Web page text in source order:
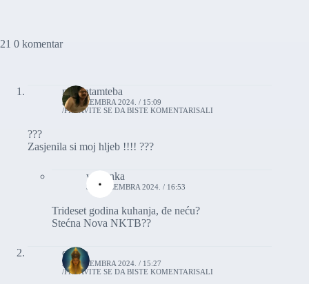
21 0 komentar
nekontamteba
31. DECEMBRA 2024. / 15:09
PRIJAVITE SE DA BISTE KOMENTARISALI
???
Zasjenila si moj hljeb !!!! ???
vasionka
31. DECEMBRA 2024. / 16:53
Trideset godina kuhanja, đe neću?
Stećna Nova NKTB??
caligo
31. DECEMBRA 2024. / 15:27
PRIJAVITE SE DA BISTE KOMENTARISALI